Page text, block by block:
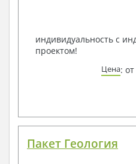
индивидуальность с
проектом!
Цена: от
Пакет Геология